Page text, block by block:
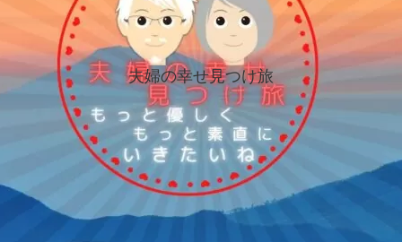
夫婦の幸せ見つけ旅